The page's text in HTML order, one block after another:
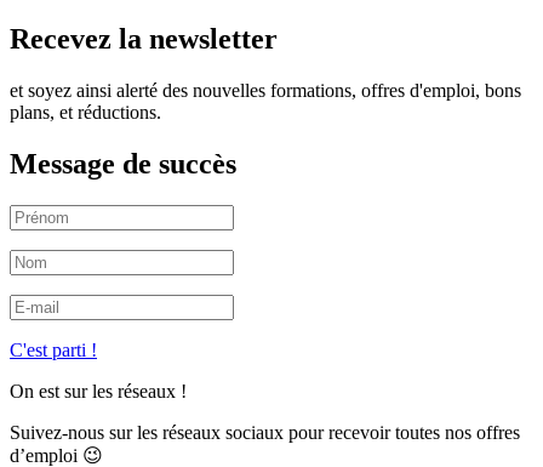
Recevez la newsletter
et soyez ainsi alerté des nouvelles formations, offres d'emploi, bons
plans, et réductions.
Message de succès
C'est parti !
On est sur les réseaux !
Suivez-nous sur les réseaux sociaux pour recevoir toutes nos offres
d’emploi 😉